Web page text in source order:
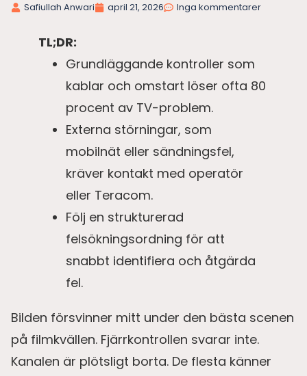
Safiullah Anwari april 21, 2026 Inga kommentarer
TL;DR:
Grundläggande kontroller som
kablar och omstart löser ofta 80
procent av TV-problem.
Externa störningar, som
mobilnät eller sändningsfel,
kräver kontakt med operatör
eller Teracom.
Följ en strukturerad
felsökningsordning för att
snabbt identifiera och åtgärda
fel.
Bilden försvinner mitt under den bästa scenen
på filmkvällen. Fjärrkontrollen svarar inte.
Kanalen är plötsligt borta. De flesta känner